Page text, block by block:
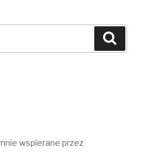
wspierane przez